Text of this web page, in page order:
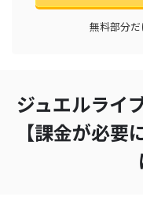
無料部分
ジュエルライ
【課金が必